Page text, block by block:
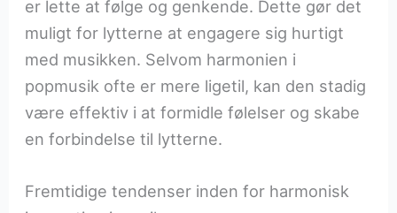
er lette at følge og genkende. Dette gør det
muligt for lytterne at engagere sig hurtigt
med musikken. Selvom harmonien i
popmusik ofte er mere ligetil, kan den stadig
være effektiv i at formidle følelser og skabe
en forbindelse til lytterne.
Fremtidige tendenser inden for harmonisk